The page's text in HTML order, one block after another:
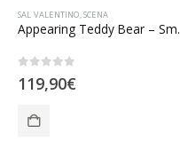
SAL VALENTINO,SCENA
119,90€